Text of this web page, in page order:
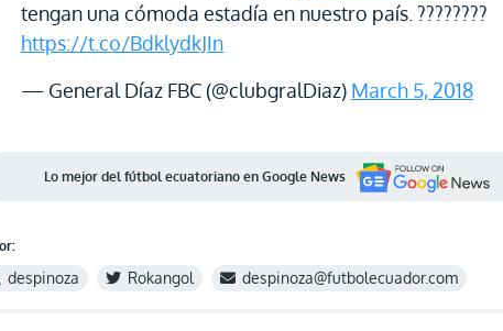
tengan una cómoda estadía en nuestro país. ????????
https://t.co/BdklydkJIn
— General Díaz FBC (@clubgralDiaz) March 5, 2018
Lo mejor del fútbol ecuatoriano en Google News
despinoza Rokangol despinoza@futbolecuador.com